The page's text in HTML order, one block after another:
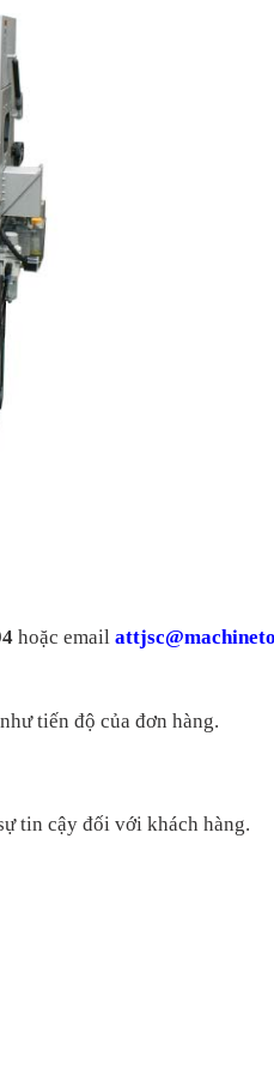
hoặc email
tiến độ của đơn hàng.
tin cậy đối với khách hàng.